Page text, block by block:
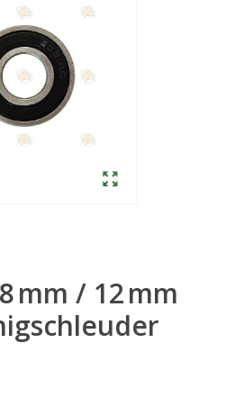
mm / 12 mm